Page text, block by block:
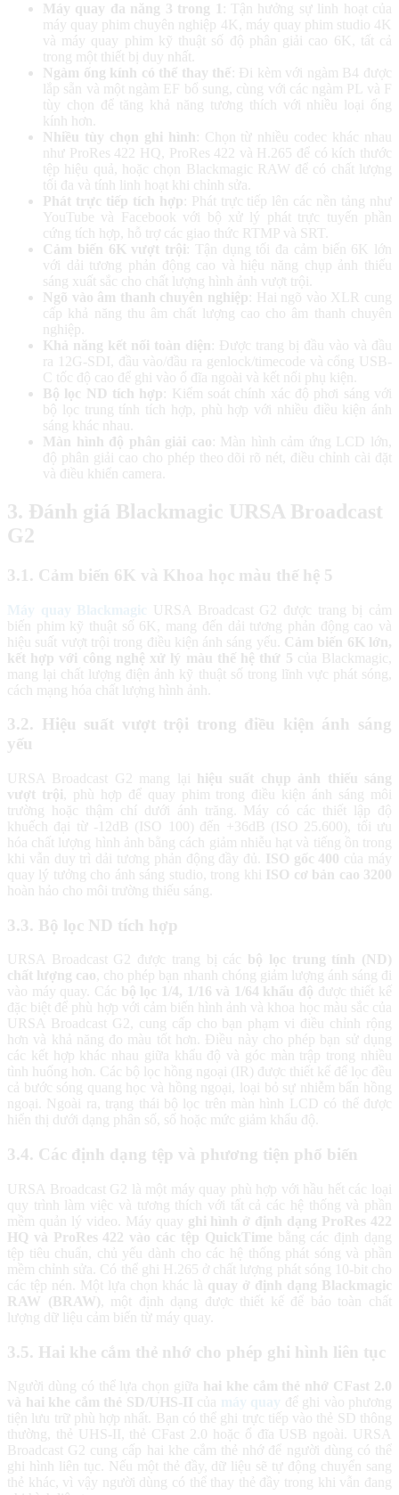
Máy quay đa năng 3 trong 1
: Tận hưởng sự linh hoạt của
máy quay phim chuyên nghiệp 4K, máy quay phim studio 4K
và máy quay phim kỹ thuật số độ phân giải cao 6K, tất cả
trong một thiết bị duy nhất.
Ngàm ống kính có thể thay thế : Đi kèm với ngàm B4 được
lắp sẵn và một ngàm EF bổ sung, cùng với các ngàm PL và F
tùy chọn để tăng khả năng tương thích với nhiều loại ống
kính hơn.
Nhiều tùy chọn ghi hình : Chọn từ nhiều codec khác nhau
như ProRes 422 HQ, ProRes 422 và H.265 để có kích thước
tệp hiệu quả, hoặc chọn Blackmagic RAW để có chất lượng
tối đa và tính linh hoạt khi chỉnh sửa.
Phát trực tiếp tích hợp : Phát trực tiếp lên các nền tảng như
YouTube và Facebook với bộ xử lý phát trực tuyến phần
cứng tích hợp, hỗ trợ các giao thức RTMP và SRT.
Cảm biến 6K vượt trội : Tận dụng tối đa cảm biến 6K lớn
với dải tương phản động cao và hiệu năng chụp ảnh thiếu
sáng xuất sắc cho chất lượng hình ảnh vượt trội.
Ngõ vào âm thanh chuyên nghiệp : Hai ngõ vào XLR cung
cấp khả năng thu âm chất lượng cao cho âm thanh chuyên
nghiệp.
Khả năng kết nối toàn diện
: Được trang bị đầu vào và đầu
ra 12G-SDI, đầu vào/đầu ra genlock/timecode và cổng USB-
C tốc độ cao để ghi vào ổ đĩa ngoài và kết nối phụ kiện.
Bộ lọc ND tích hợp : Kiểm soát chính xác độ phơi sáng với
bộ lọc trung tính tích hợp, phù hợp với nhiều điều kiện ánh
sáng khác nhau.
Màn hình độ phân giải cao : Màn hình cảm ứng LCD lớn,
độ phân giải cao cho phép theo dõi rõ nét, điều chỉnh cài đặt
và điều khiển camera.
3. Đánh giá Blackmagic URSA Broadcast
G2
3.1. Cảm biến 6K và Khoa học màu thế hệ 5
URSA Broadcast G2 được trang bị cảm
biến phim kỹ thuật số 6K, mang đến dải tương phản động cao và
hiệu suất vượt trội trong điều kiện ánh sáng yếu.
Cảm biến 6K lớn,
kết hợp với công nghệ xử lý màu thế hệ thứ 5 của Blackmagic,
mang lại chất lượng điện ảnh kỹ thuật số trong lĩnh vực phát sóng,
cách mạng hóa chất lượng hình ảnh.
3.2. Hiệu suất vượt trội trong điều kiện ánh sáng
yếu
URSA Broadcast G2 mang lại hiệu suất chụp ảnh thiếu sáng
vượt trội , phù hợp để quay phim trong điều kiện ánh sáng môi
trường hoặc thậm chí dưới ánh trăng. Máy có các thiết lập độ
khuếch đại từ -12dB (ISO 100) đến +36dB (ISO 25.600), tối ưu
hóa chất lượng hình ảnh bằng cách giảm nhiễu hạt và tiếng ồn trong
khi vẫn duy trì dải tương phản động đầy đủ.
ISO gốc 400 của máy
quay lý tưởng cho ánh sáng studio, trong khi
ISO cơ bản cao 3200
hoàn hảo cho môi trường thiếu sáng.
3.3. Bộ lọc ND tích hợp
URSA Broadcast G2 được trang bị các bộ lọc trung tính (ND)
chất lượng cao, cho phép bạn nhanh chóng giảm lượng ánh sáng đi
vào máy quay. Các bộ lọc 1/4, 1/16 và 1/64 khẩu độ được thiết kế
đặc biệt để phù hợp với cảm biến hình ảnh và khoa học màu sắc của
URSA Broadcast G2, cung cấp cho bạn phạm vi điều chỉnh rộng
hơn và khả năng đo màu tốt hơn. Điều này cho phép bạn sử dụng
các kết hợp khác nhau giữa khẩu độ và góc màn trập trong nhiều
tình huống hơn. Các bộ lọc hồng ngoại (IR) được thiết kế để lọc đều
cả bước sóng quang học và hồng ngoại, loại bỏ sự nhiễm bẩn hồng
ngoại. Ngoài ra, trạng thái bộ lọc trên màn hình LCD có thể được
hiển thị dưới dạng phân số, số hoặc mức giảm khẩu độ.
3.4. Các định dạng tệp và phương tiện phổ biến
URSA Broadcast G2 là một máy quay phù hợp với hầu hết các loại
quy trình làm việc và tương thích với tất cả các hệ thống và phần
mềm quản lý video. Máy quay ghi hình ở định dạng ProRes 422
HQ và ProRes 422 vào các tệp QuickTime bằng các định dạng
tệp tiêu chuẩn, chủ yếu dành cho các hệ thống phát sóng và phần
mềm chỉnh sửa. Có thể ghi H.265 ở chất lượng phát sóng 10-bit cho
các tệp nén. Một lựa chọn khác là quay ở định dạng Blackmagic
RAW (BRAW) , một định dạng được thiết kế để bảo toàn chất
lượng dữ liệu cảm biến từ máy quay.
3.5. Hai khe cắm thẻ nhớ cho phép ghi hình liên tục
Người dùng có thể lựa chọn giữa hai khe cắm thẻ nhớ CFast 2.0
và hai khe cắm thẻ SD/UHS-II của
để ghi vào phương
tiện lưu trữ phù hợp nhất. Bạn có thể ghi trực tiếp vào thẻ SD thông
thường, thẻ UHS-II, thẻ CFast 2.0 hoặc ổ đĩa USB ngoài. URSA
Broadcast G2 cung cấp hai khe cắm thẻ nhớ để người dùng có thể
ghi hình liên tục. Nếu một thẻ đầy, dữ liệu sẽ tự động chuyển sang
thẻ khác, vì vậy người dùng có thể thay thẻ đầy trong khi vẫn đang